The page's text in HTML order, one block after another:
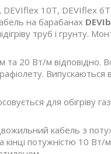
DEVIflex 10T, DEVIflex
на барабанах
труб і грунту.
20 Вт/м відповідно.
для обігріву
двожильний кабель з
потужністю 10 Вт/